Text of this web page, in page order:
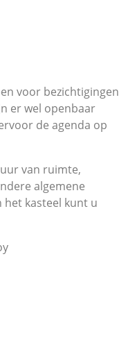
voor bezichtigingen
er wel openbaar
de agenda op
van ruimte,
algemene
kasteel kunt u